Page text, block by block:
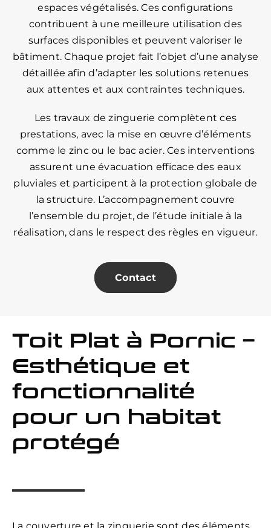
espaces végétalisés. Ces configurations
contribuent à une meilleure utilisation des
surfaces disponibles et peuvent valoriser le
bâtiment. Chaque projet fait l’objet d’une analyse
détaillée afin d’adapter les solutions retenues
aux attentes et aux contraintes techniques.
Les travaux de zinguerie complètent ces
prestations, avec la mise en œuvre d’éléments
comme le zinc ou le bac acier. Ces interventions
assurent une évacuation efficace des eaux
pluviales et participent à la protection globale de
la structure. L’accompagnement couvre
l’ensemble du projet, de l’étude initiale à la
réalisation, dans le respect des règles en vigueur.
Contact
Toit Plat à Pornic –
Esthétique et
fonctionnalité
pour un habitat
protégé